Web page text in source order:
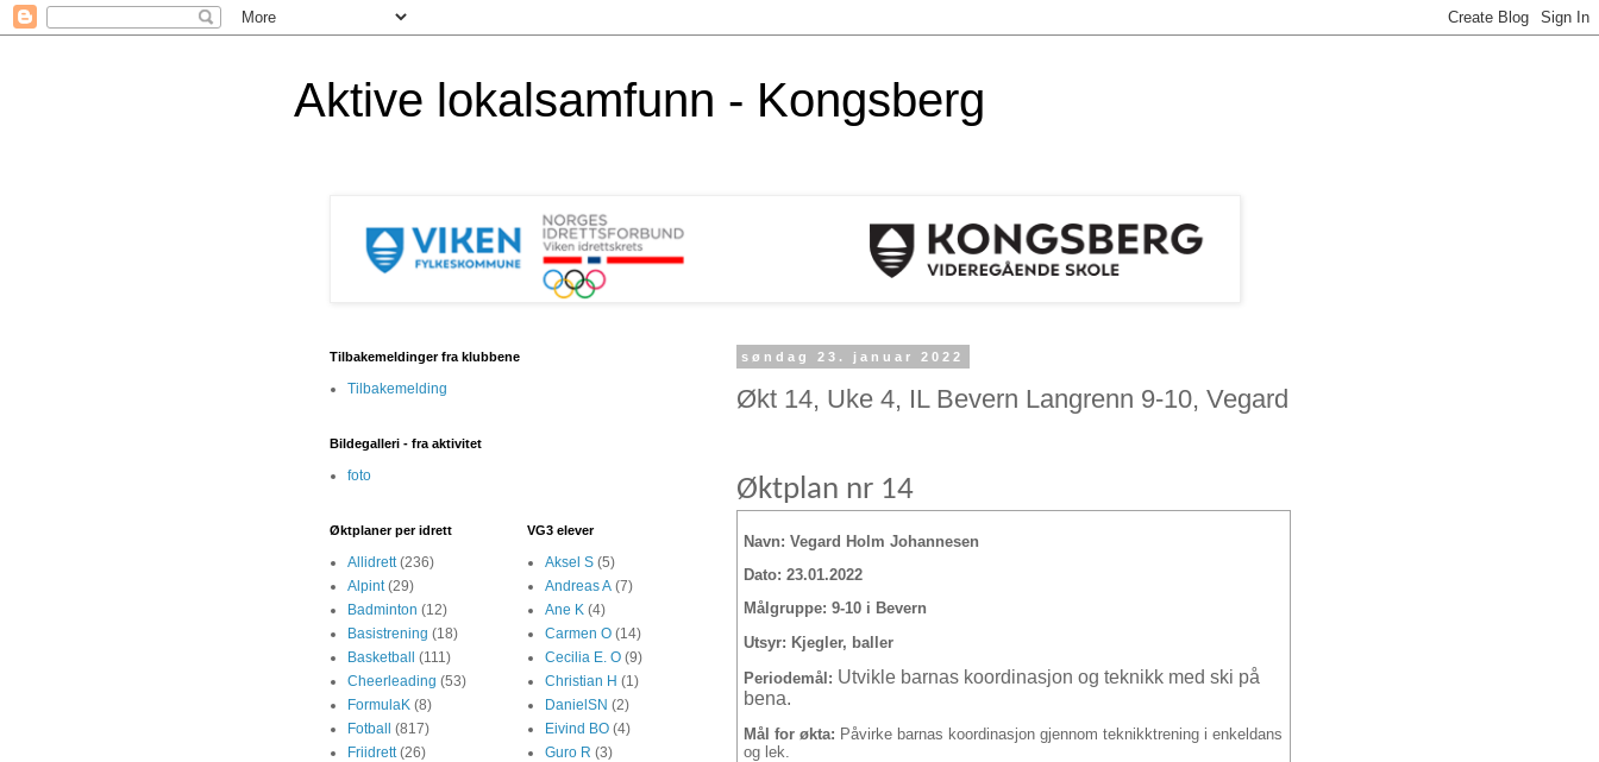
Aktive lokalsamfunn - Kongsberg
søndag 23. januar 2022
Økt 14, Uke 4, IL Bevern Langrenn 9-10, Vegard
Øktplan nr 14
Navn: Vegard Holm Johannesen
Dato: 23.01.2022
Målgruppe: 9-10 i Bevern
Utsyr: Kjegler, baller
Periodemål: Utvikle barnas koordinasjon og teknikk med ski på
bena.
Mål for økta: Påvirke barnas koordinasjon gjennom teknikktrening i enkeldans
og lek.
Tilbakemeldinger fra klubbene
Tilbakemelding
Bildegalleri - fra aktivitet
foto
Øktplaner per idrett
Allidrett (236)
Alpint (29)
Badminton (12)
Basistrening (18)
Basketball
(111)
Cheerleading (53)
FormulaK (8)
Fotball
(817)
Friidrett (26)
VG3 elever
Aksel S (5)
Andreas A (7)
Ane K (4)
Carmen O (14)
Cecilia E. O (9)
Christian H (1)
DanielSN (2)
Eivind BO (4)
Guro R (3)